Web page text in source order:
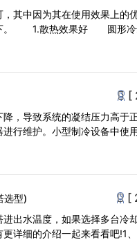
其中因为其在使用效果上的
下。 1.散热效果好 圆形冷
[
，导致系统的凝结压力高于
行维护。小型制冷设备中使
选型) [
出水温度，如果选择多台冷
详细的介绍一起来看看吧!1